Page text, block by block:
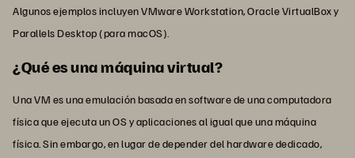
Algunos ejemplos incluyen VMware Workstation, Oracle VirtualBox y
Parallels Desktop (para macOS).
¿Qué es una máquina virtual?
Una VM es una emulación basada en software de una computadora
física que ejecuta un OS y aplicaciones al igual que una máquina
física. Sin embargo, en lugar de depender del hardware dedicado,